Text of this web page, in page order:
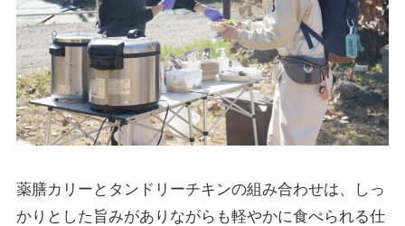
薬膳カリーとタンドリーチキンの組み合わせは、しっ
かりとした旨みがありながらも軽やかに食べられる仕